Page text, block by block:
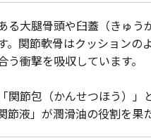
る大腿骨頭や臼蓋（きゅう
。関節軟骨はクッションの
う衝撃を吸収しています。
関節包（かんせつほう）
節液」が潤滑油の役割を果